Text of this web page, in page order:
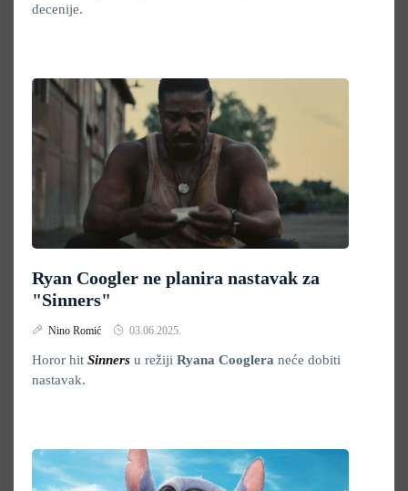
decenije.
Ryan Coogler ne planira nastavak za
"Sinners"
Nino Romić 03.06.2025.
Horor hit Sinners u režiji Ryana Cooglera neće dobiti
nastavak.